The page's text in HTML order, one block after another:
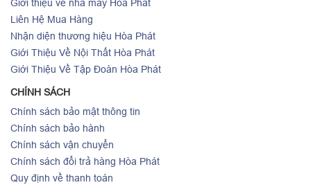
Giới thiệu về nhà máy Hòa Phát
Liên Hệ Mua Hàng
Nhận diện thương hiệu Hòa Phát
Giới Thiệu Về Nội Thất Hòa Phát
Giới Thiệu Về Tập Đoàn Hòa Phát
CHÍNH SÁCH
Chính sách bảo mật thông tin
Chính sách bảo hành
Chính sách vận chuyển
Chính sách đổi trả hàng Hòa Phát
Quy định về thanh toán